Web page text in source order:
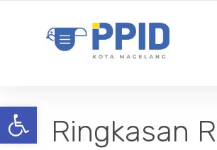
Open toolbar
Ringkasan